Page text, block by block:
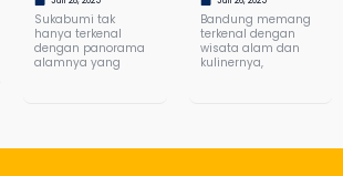
Sukabumi tak
hanya terkenal
dengan panorama
alamnya yang
Bandung memang
terkenal dengan
wisata alam dan
kulinernya,